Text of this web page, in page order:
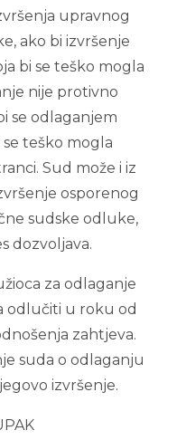
upravnog
ako bi izvršenje
bi se teško mogla
nije protivno
se odlaganjem
teško mogla
Sud može i iz
osporenog
sudske odluke,
dozvoljava.
za odlaganje
odlučiti u roku od
zahtjeva.
suda o odlaganju
izvršenje.